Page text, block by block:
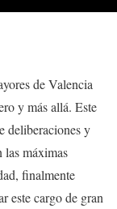
de Valencia
y más allá. Este
deliberaciones y
las máximas
finalmente
este cargo de gran